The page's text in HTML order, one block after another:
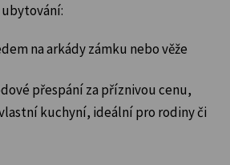
na arkády zámku nebo věže
přespání za příznivou cenu,
kuchyní, ideální pro rodiny či